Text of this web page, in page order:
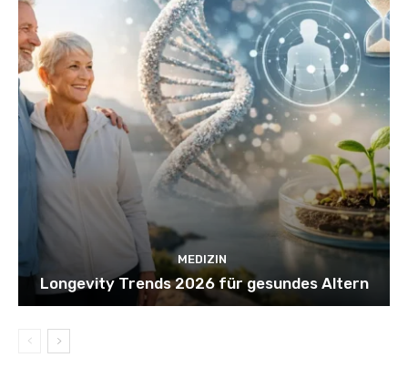
MEDIZIN
Longevity Trends 2026 für gesundes Altern